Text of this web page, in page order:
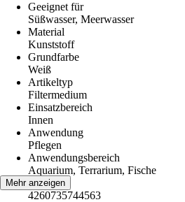
Geeignet für
Süßwasser, Meerwasser
Material
Kunststoff
Grundfarbe
Weiß
Artikeltyp
Filtermedium
Einsatzbereich
Innen
Anwendung
Pflegen
Anwendungsbereich
Aquarium, Terrarium, Fische
EAN
4260735744563
Mehr anzeigen